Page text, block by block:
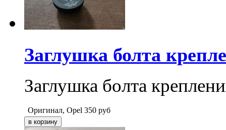
Заглушка болта
Заглушка болта
Оригинал, Opel 350 руб